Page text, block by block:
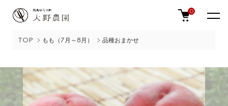
0
TOP もも（7月～8月） 品種おまかせ